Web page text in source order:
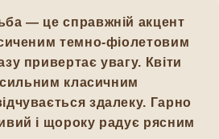
— це справжній акцент
темно-фіолетовим
привертає увагу. Квіти
сильним класичним
здалеку. Гарно
і щороку радує рясним